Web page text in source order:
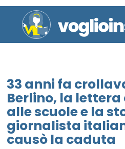
33 anni fa
Berlino, la
alle scuole e la
giornalista
causò la caduta